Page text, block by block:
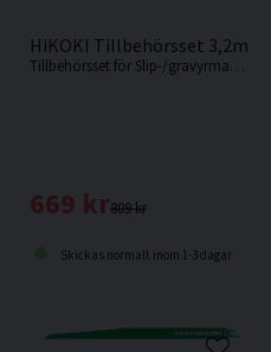
HiKOKI Tillbehörsset 3,2mm
Tillbehörsset för Slip-/gravyrmaskiner, 389delar
809 kr
669 kr
Skickas normalt inom 1-3 dagar